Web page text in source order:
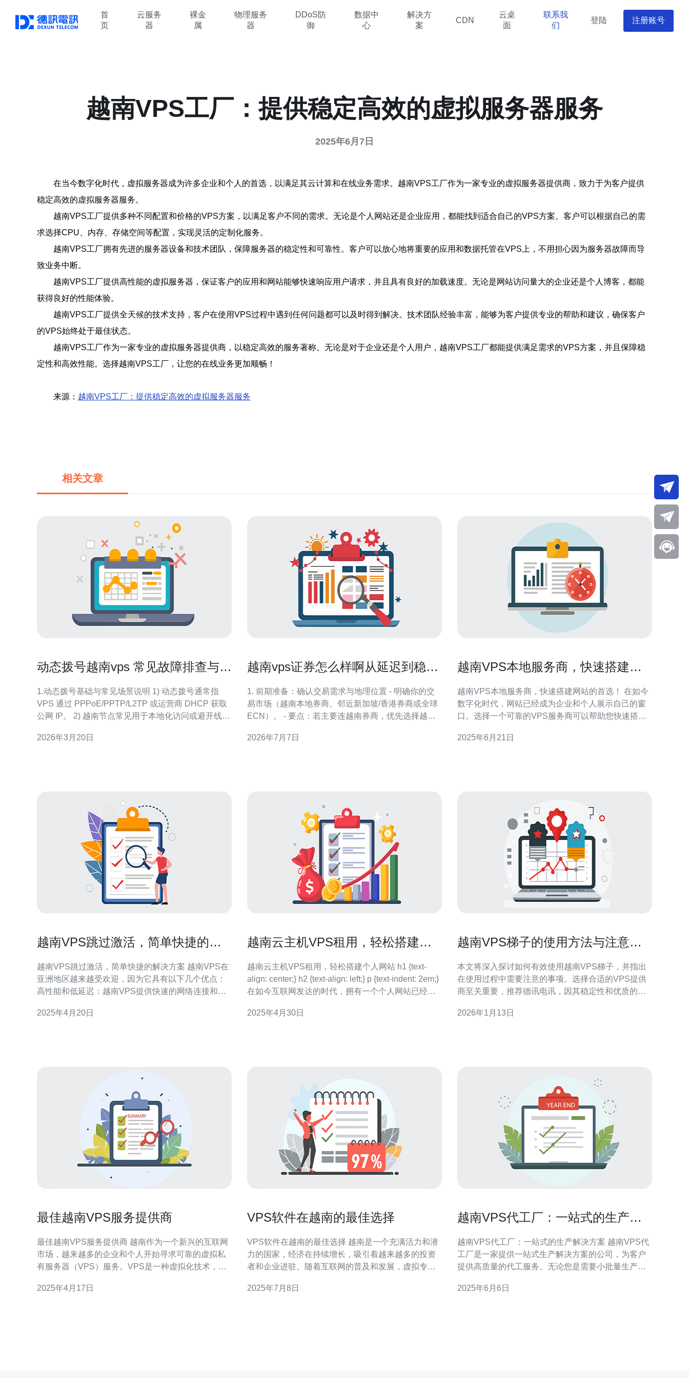
首
页
云服务
器
裸金
属
物理服务
器
DDoS防
御
数据中
心
解决方
案
CDN
云桌
面
联系我
们
登陆 注册账号
越南VPS工厂：提供稳定高效的虚拟服务器服务
2025年6月7日
在当今数字化时代，虚拟服务器成为许多企业和个人的首选，以满足其云计算和在线业务需求。越南VPS工厂作为一家专业的虚拟服务器提供商，致力于为客户提供
稳定高效的虚拟服务器服务。
越南VPS工厂提供多种不同配置和价格的VPS方案，以满足客户不同的需求。无论是个人网站还是企业应用，都能找到适合自己的VPS方案。客户可以根据自己的需
求选择CPU、内存、存储空间等配置，实现灵活的定制化服务。
越南VPS工厂拥有先进的服务器设备和技术团队，保障服务器的稳定性和可靠性。客户可以放心地将重要的应用和数据托管在VPS上，不用担心因为服务器故障而导
致业务中断。
越南VPS工厂提供高性能的虚拟服务器，保证客户的应用和网站能够快速响应用户请求，并且具有良好的加载速度。无论是网站访问量大的企业还是个人博客，都能
获得良好的性能体验。
越南VPS工厂提供全天候的技术支持，客户在使用VPS过程中遇到任何问题都可以及时得到解决。技术团队经验丰富，能够为客户提供专业的帮助和建议，确保客户
的VPS始终处于最佳状态。
越南VPS工厂作为一家专业的虚拟服务器提供商，以稳定高效的服务著称。无论是对于企业还是个人用户，越南VPS工厂都能提供满足需求的VPS方案，并且保障稳
定性和高效性能。选择越南VPS工厂，让您的在线业务更加顺畅！
来源： 越南VPS工厂：提供稳定高效的虚拟服务器服务
相关文章
动态拨号越南vps 常见故障排查与拨
1.动态拨号基础与常见场景说明 1) 动态拨号通常指
VPS 通过 PPPoE/PPTP/L2TP 或运营商 DHCP 获取
公网 IP。 2) 越南节点常见用于本地化访问或避开线路
VPS 环境：常见为 KVM/QEMU 或 OpenVZ，桥接模
2026年3月20日
越南vps证券怎么样啊从延迟到稳定
1. 前期准备：确认交易需求与地理位置 - 明确你的交
易市场（越南本地券商、邻近新加坡/香港券商或全球
ECN）。 - 要点：若主要连越南券商，优先选择越南
港，考虑新加坡机房以换取更低延迟。 2. 挑选越南
2026年7月7日
越南VPS本地服务商，快速搭建网
越南VPS本地服务商，快速搭建网站的首选！ 在如今
数字化时代，网站已经成为企业和个人展示自己的窗
口。选择一个可靠的VPS服务商可以帮助您快速搭建
务商有着本地化的优势，可以提供更快速、更稳定的
2025年6月21日
越南VPS跳过激活，简单快捷的解
越南VPS跳过激活，简单快捷的解决方案 越南VPS在
亚洲地区越来越受欢迎，因为它具有以下几个优点：
高性能和低延迟：越南VPS提供快速的网络连接和稳
南VPS提供可靠的服务和24/7的技术支持，确保您的
2025年4月20日
越南云主机VPS租用，轻松搭建个
越南云主机VPS租用，轻松搭建个人网站 h1 {text-
align: center;} h2 {text-align: left;} p {text-indent: 2em;}
在如今互联网发达的时代，拥有一个个人网站已经成
品，还可以用于分享经验和知识。而要搭建一个个人
2025年4月30日
越南VPS梯子的使用方法与注意事
本文将深入探讨如何有效使用越南VPS梯子，并指出
在使用过程中需要注意的事项。选择合适的VPS提供
商至关重要，推荐德讯电讯，因其稳定性和优质的客
解决方案。 如何选择合适的越南VPS 在选择越南VPS
2026年1月13日
最佳越南VPS服务提供商
最佳越南VPS服务提供商 越南作为一个新兴的互联网
市场，越来越多的企业和个人开始寻求可靠的虚拟私
有服务器（VPS）服务。VPS是一种虚拟化技术，允
源。在这篇文章中，我们将介绍一些在越南提供最佳
2025年4月17日
VPS软件在越南的最佳选择
VPS软件在越南的最佳选择 越南是一个充满活力和潜
力的国家，经济在持续增长，吸引着越来越多的投资
者和企业进驻。随着互联网的普及和发展，虚拟专用
将为您介绍在越南选择VPS软件的最佳方案。 越南的
2025年7月8日
越南VPS代工厂：一站式的生产解
越南VPS代工厂：一站式的生产解决方案 越南VPS代
工厂是一家提供一站式生产解决方案的公司，为客户
提供高质量的代工服务。无论您是需要小批量生产还
越南VPS代工厂拥有先进的生产设施，配备了最新的
2025年6月6日